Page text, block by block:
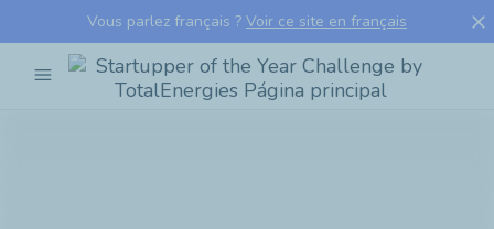
Vous parlez français ? Voir ce site en français close
menu
Startupper